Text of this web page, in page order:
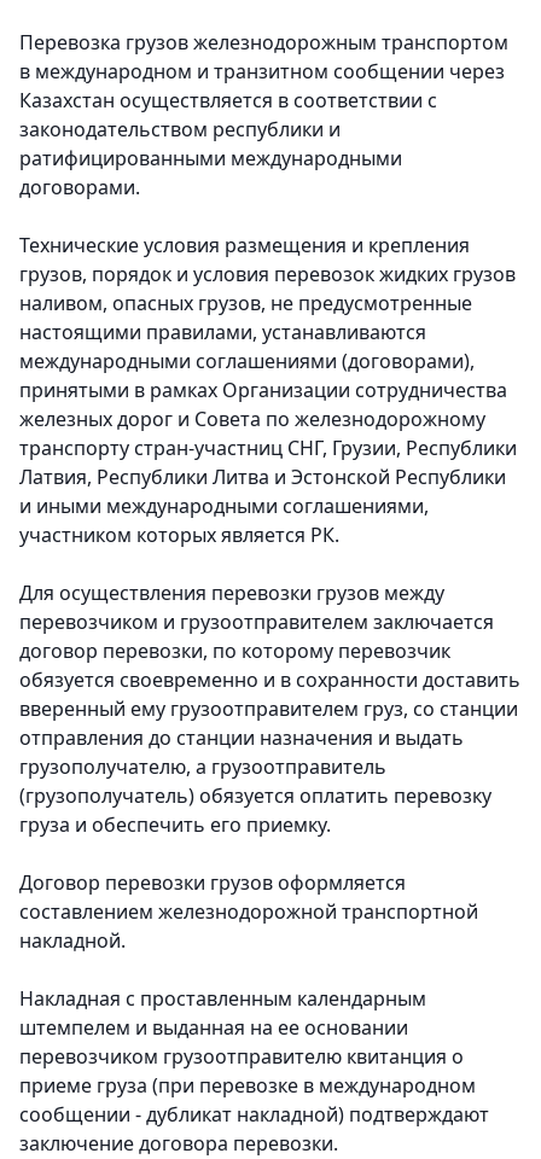
Перевозка грузов железнодорожным транспортом
в международном и транзитном сообщении через
Казахстан осуществляется в соответствии с
законодательством республики и
ратифицированными международными
договорами.
Технические условия размещения и крепления
грузов, порядок и условия перевозок жидких грузов
наливом, опасных грузов, не предусмотренные
настоящими правилами, устанавливаются
международными соглашениями (договорами),
принятыми в рамках Организации сотрудничества
железных дорог и Совета по железнодорожному
транспорту стран-участниц СНГ, Грузии, Республики
Латвия, Республики Литва и Эстонской Республики
и иными международными соглашениями,
участником которых является РК.
Для осуществления перевозки грузов между
перевозчиком и грузоотправителем заключается
договор перевозки, по которому перевозчик
обязуется своевременно и в сохранности доставить
вверенный ему грузоотправителем груз, со станции
отправления до станции назначения и выдать
грузополучателю, а грузоотправитель
(грузополучатель) обязуется оплатить перевозку
груза и обеспечить его приемку.
Договор перевозки грузов оформляется
составлением железнодорожной транспортной
накладной.
Накладная с проставленным календарным
штемпелем и выданная на ее основании
перевозчиком грузоотправителю квитанция о
приеме груза (при перевозке в международном
сообщении - дубликат накладной) подтверждают
заключение договора перевозки.